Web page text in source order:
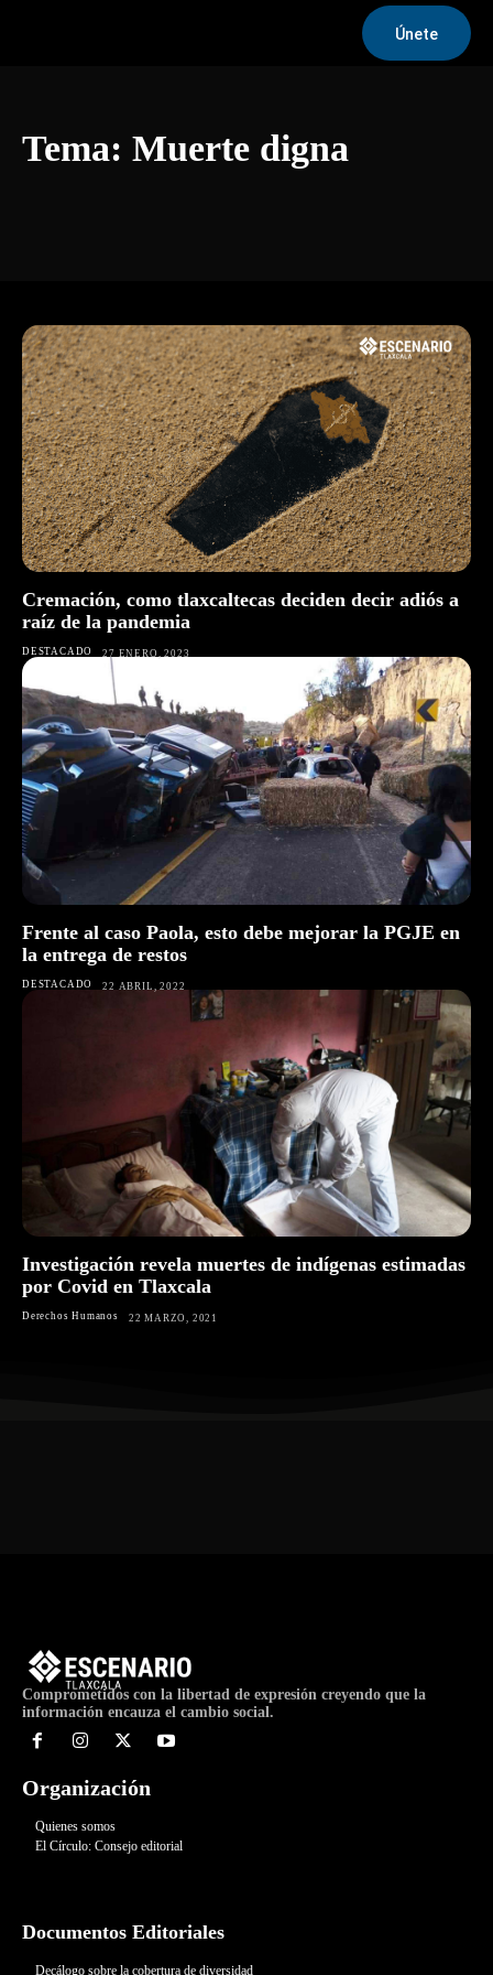
Únete
Tema: Muerte digna
Cremación, como tlaxcaltecas deciden decir adiós a
raíz de la pandemia
DESTACADO 27 ENERO, 2023
Frente al caso Paola, esto debe mejorar la PGJE en
la entrega de restos
DESTACADO 22 ABRIL, 2022
Investigación revela muertes de indígenas estimadas
por Covid en Tlaxcala
Derechos Humanos 22 MARZO, 2021
Comprometidos con la libertad de expresión creyendo que la
información encauza el cambio social.
Organización
Quienes somos
El Círculo: Consejo editorial
Documentos Editoriales
Decálogo sobre la cobertura de diversidad